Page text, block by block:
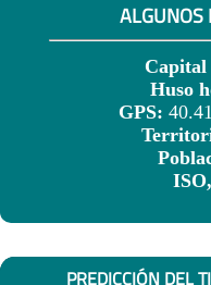
ALGUNOS
Capital
Huso
GPS:
PREDICCIÓN DEL